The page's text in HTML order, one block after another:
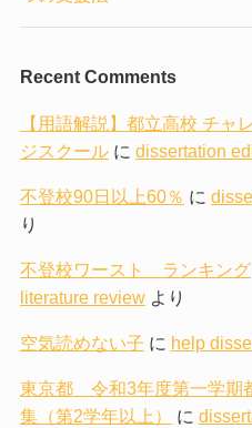
Recent Comments
【用語解説】都立高校 チャ
ジスクールに dissertation
不登校90日以上60％ に
り
不登校ワースト ランキング
literature reviewより
空気読めない子 に help
東京都 令和3年度第一学期
集（第2学年以上）
に